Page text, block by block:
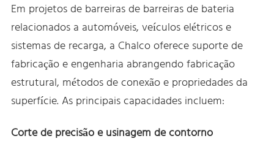
Em projetos de barreiras de barreiras de bateria
relacionados a automóveis, veículos elétricos e
sistemas de recarga, a Chalco oferece suporte de
fabricação e engenharia abrangendo fabricação
estrutural, métodos de conexão e propriedades da
superfície. As principais capacidades incluem:
Corte de precisão e usinagem de contorno